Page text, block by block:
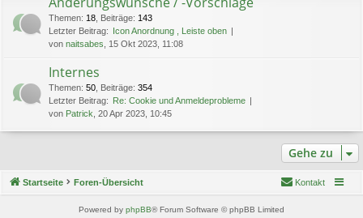
Themen: 18 Beiträge: 143
Letzter Beitrag: Icon Anordnung , Leiste oben
von naitsabes , 15 Okt 2023, 11:08
Internes
Themen: 50 Beiträge: 354
Letzter Beitrag: Re: Cookie und Anmeldeprobleme
von Patrick , 20 Apr 2023, 10:45
Gehe zu
Startseite Foren-Übersicht Kontakt
Powered by phpBB® Forum Software © phpBB Limited